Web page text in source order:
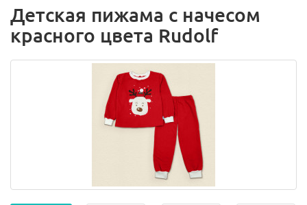
Детская пижама с начесом
красного цвета Rudolf